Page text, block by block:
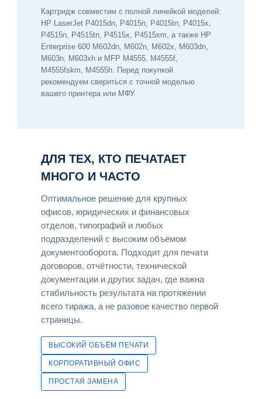
Картридж совместим с полной линейкой моделей:
HP LaserJet P4015dn, P4015n, P4015tn, P4015x,
P4515n, P4515tn, P4515x, P4515xm, а также HP
Enterprise 600 M602dn, M602n, M602x, M603dn,
M603n, M603xh и MFP M4555, M4555f,
M4555fskm, M4555h. Перед покупкой
рекомендуем свериться с точной моделью
вашего принтера или МФУ.
ДЛЯ ТЕХ, КТО ПЕЧАТАЕТ
МНОГО И ЧАСТО
Оптимальное решение для крупных
офисов, юридических и финансовых
отделов, типографий и любых
подразделений с высоким объёмом
документооборота. Подходит для печати
договоров, отчётности, технической
документации и других задач, где важна
стабильность результата на протяжении
всего тиража, а не разовое качество первой
страницы.
ВЫСОКИЙ ОБЪЁМ ПЕЧАТИ
КОРПОРАТИВНЫЙ ОФИС
ПРОСТАЯ ЗАМЕНА